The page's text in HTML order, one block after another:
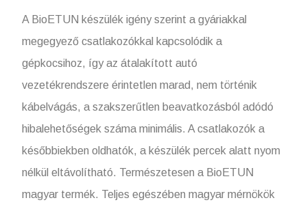
A BioETUN készülék igény szerint a gyáriakkal
megegyező csatlakozókkal kapcsolódik a
gépkocsihoz, így az átalakított autó
vezetékrendszere érintetlen marad, nem történik
kábelvágás, a szakszerűtlen beavatkozásból adódó
hibalehetőségek száma minimális. A csatlakozók a
későbbiekben oldhatók, a készülék percek alatt nyom
nélkül eltávolítható. Természetesen a BioETUN
magyar termék. Teljes egészében magyar mérnökök